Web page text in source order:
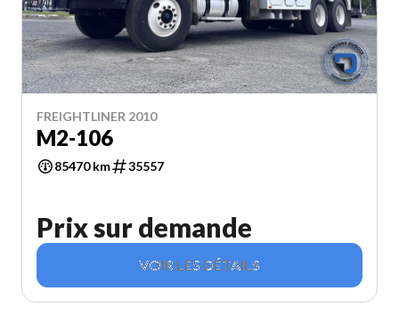
FREIGHTLINER 2010
M2-106
85470 km 35557
Prix sur demande
VOIR LES DÉTAILS